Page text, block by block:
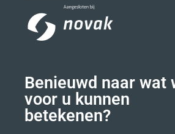
Benieuwd naar wat
voor u kunnen
betekenen?